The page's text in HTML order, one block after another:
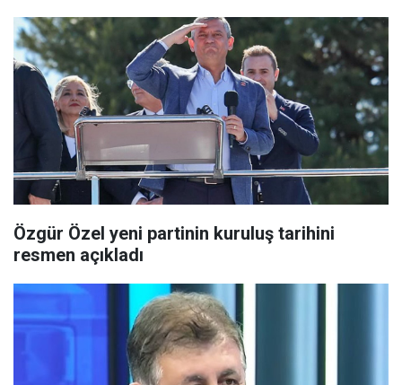
Özgür Özel yeni partinin kuruluş tarihini
resmen açıkladı